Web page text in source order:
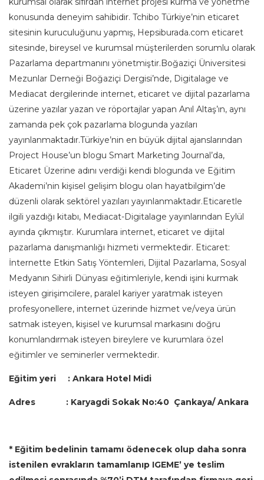
konusunda deneyim sahibidir. Tchibo Türkiye’nin eticaret
sitesinin kuruculuğunu yapmış, Hepsiburada.com eticaret
sitesinde, bireysel ve kurumsal müşterilerden sorumlu olarak
Pazarlama departmanını yönetmiştir.Boğaziçi Üniversitesi
Mezunlar Derneği Boğaziçi Dergisi’nde, Digitalage ve
Mediacat dergilerinde internet, eticaret ve dijital pazarlama
üzerine yazılar yazan ve röportajlar yapan Anıl Altaş’ın, aynı
zamanda pek çok pazarlama blogunda yazıları
yayınlanmaktadır.Türkiye’nin en büyük dijital ajanslarından
Project House’un blogu Smart Marketing Journal’da,
Eticaret Üzerine adını verdiği kendi blogunda ve Eğitim
Akademi’nin kişisel gelişim blogu olan hayatbilgim’de
düzenli olarak sektörel yazıları yayınlanmaktadır.Eticaretle
ilgili yazdığı kitabı, Mediacat-Digitalage yayınlarından Eylül
ayında çıkmıştır. Kurumlara internet, eticaret ve dijital
pazarlama danışmanlığı hizmeti vermektedir. Eticaret:
İnternette Etkin Satış Yöntemleri, Dijital Pazarlama, Sosyal
Medyanın Sihirli Dünyası eğitimleriyle, kendi işini kurmak
isteyen girişimcilere, paralel kariyer yaratmak isteyen
profesyonellere, internet üzerinde hizmet ve/veya ürün
satmak isteyen, kişisel ve kurumsal markasını doğru
konumlandırmak isteyen bireylere ve kurumlara özel
eğitimler ve seminerler vermektedir.
Eğitim yeri : Ankara Hotel Midi
Adres : Karyagdi Sokak No:40 Çankaya/ Ankara
* Eğitim bedelinin tamamı ödenecek olup daha sonra
istenilen evrakların tamamlanıp IGEME’ ye teslim